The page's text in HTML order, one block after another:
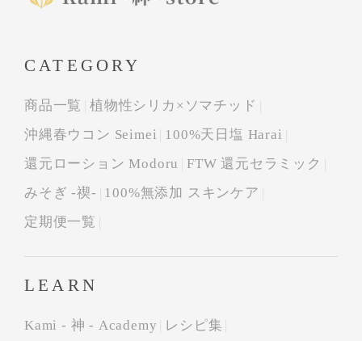
CATEGORY
商品一覧
植物性シリカ×ソマチッド
沖縄春ウコン Seimei
100%天日塩 Harai
還元ローション Modoru
FTW 還元セラミック
みそぎ -禊-
100%無添加 スキンケア
定期便一覧
LEARN
Kami - 神 - Academy
レシピ集